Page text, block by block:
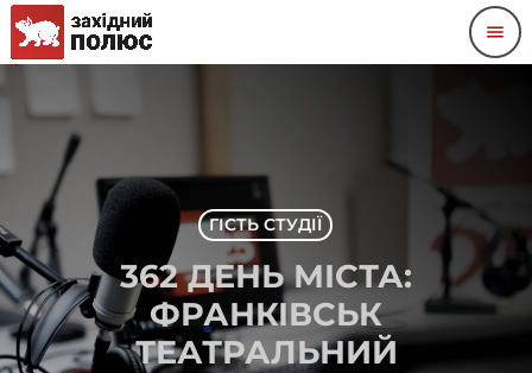
menu
ГІСТЬ СТУДІЇ
362 ДЕНЬ МІСТА:
ФРАНКІВСЬК
ТЕАТРАЛЬНИЙ